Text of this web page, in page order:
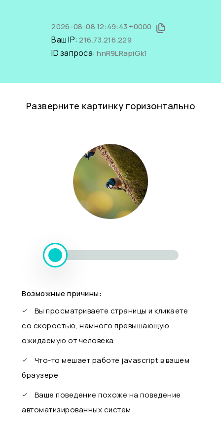
2026-08-08 12:49:43 +0000
Ваш IP:216.73.216.229
ID запроса:hnR9LRapiGk1
Разверните картинку горизонтально
Возможные причины:
Вы просматриваете страницы и кликаете
со скоростью, намного превышающую
ожидаемую от человека
Что-то мешает работе javascript в вашем
браузере
Ваше поведение похоже на поведение
автоматизированных систем